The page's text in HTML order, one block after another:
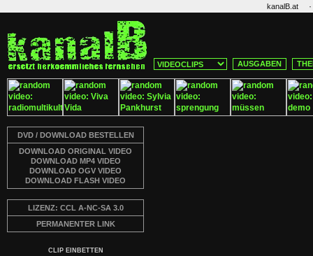
kanalB.at ·
AUSGABEN
DVD / DOWNLOAD BESTELLEN
DOWNLOAD ORIGINAL VIDEO
DOWNLOAD MP4 VIDEO
DOWNLOAD OGV VIDEO
DOWNLOAD FLASH VIDEO
LIZENZ: CCL A-NC-SA 3.0
PERMANENTER LINK
CLIP EINBETTEN